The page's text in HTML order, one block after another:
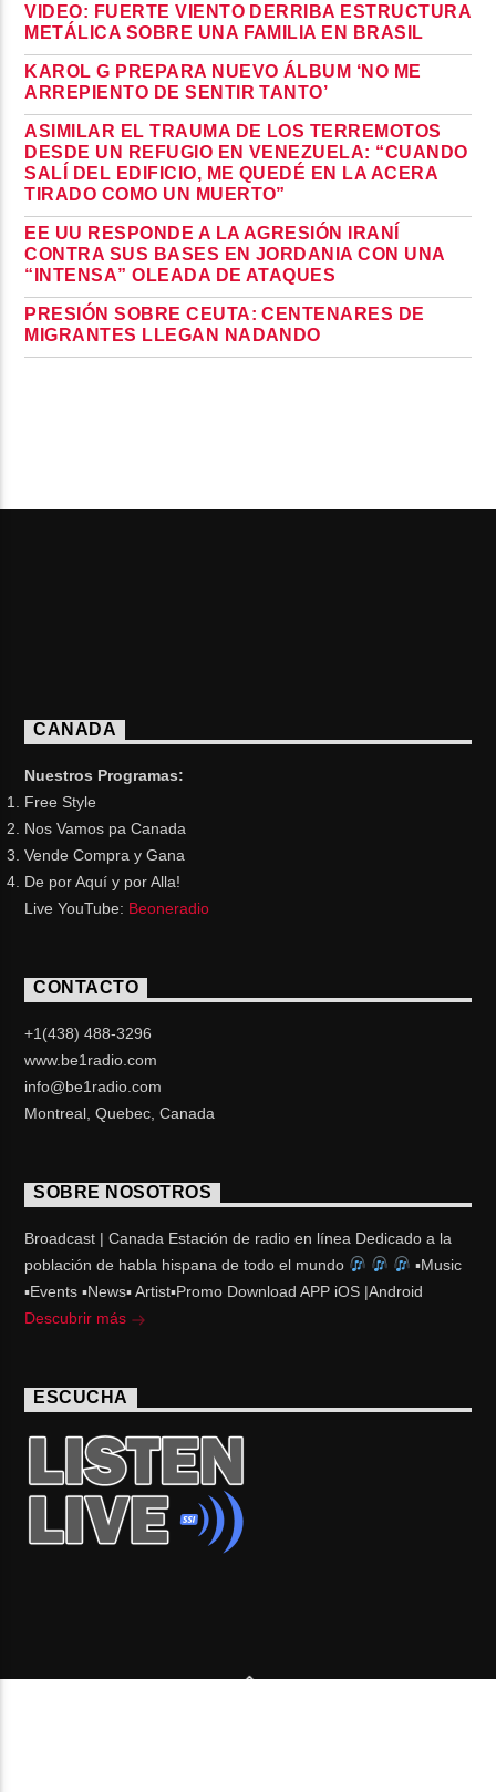
VIDEO: FUERTE VIENTO DERRIBA ESTRUCTURA
METÁLICA SOBRE UNA FAMILIA EN BRASIL
KAROL G PREPARA NUEVO ÁLBUM ‘NO ME
ARREPIENTO DE SENTIR TANTO’
ASIMILAR EL TRAUMA DE LOS TERREMOTOS
DESDE UN REFUGIO EN VENEZUELA: “CUANDO
SALÍ DEL EDIFICIO, ME QUEDÉ EN LA ACERA
TIRADO COMO UN MUERTO”
EE UU RESPONDE A LA AGRESIÓN IRANÍ
CONTRA SUS BASES EN JORDANIA CON UNA
“INTENSA” OLEADA DE ATAQUES
PRESIÓN SOBRE CEUTA: CENTENARES DE
MIGRANTES LLEGAN NADANDO
CANADA
Nuestros Programas:
Free Style
Nos Vamos pa Canada
Vende Compra y Gana
De por Aquí y por Alla!
Live YouTube: Beoneradio
CONTACTO
+1(438) 488-3296
www.be1radio.com
info@be1radio.com
Montreal, Quebec, Canada
SOBRE NOSOTROS
Broadcast | Canada Estación de radio en línea Dedicado a la
población de habla hispana de todo el mundo
▪Music
▪Events ▪News▪ Artist▪Promo Download APP iOS |Android
Descubrir más
ESCUCHA